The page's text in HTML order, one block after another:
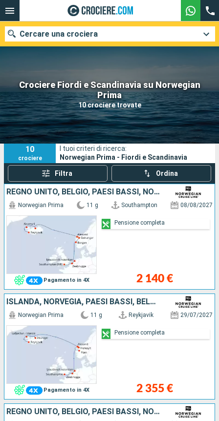
Crociere Fiordi e Scandinavia su Norwegian
Prima
10 crociere trovate
Cercare una crociera
Le nostre destinazioni
Mesi di partenza
Porti Compagnie
Ricerca
10
crociere
I tuoi criteri di ricerca:
Norwegian Prima - Fiordi e Scandinavia
Filtra Ordina
REGNO UNITO, BELGIO, PAESI BASSI, NORVEGIA, ISLANDA
Pagamento in 4X
Norwegian Prima 11 g Southampton 08/08/2027
2 140 €
Pensione completa
ISLANDA, NORVEGIA, PAESI BASSI, BELGIO, REGNO UNITO
Pagamento in 4X
Norwegian Prima 11 g Reykjavik 29/07/2027
2 355 €
Pensione completa
REGNO UNITO, BELGIO, PAESI BASSI, NORVEGIA, ISLANDA